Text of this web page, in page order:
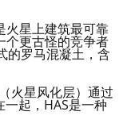
火星上建筑最可靠
个更古怪的竞争者
的罗马混凝土，含
火星风化层）通过
起，HAS是一种